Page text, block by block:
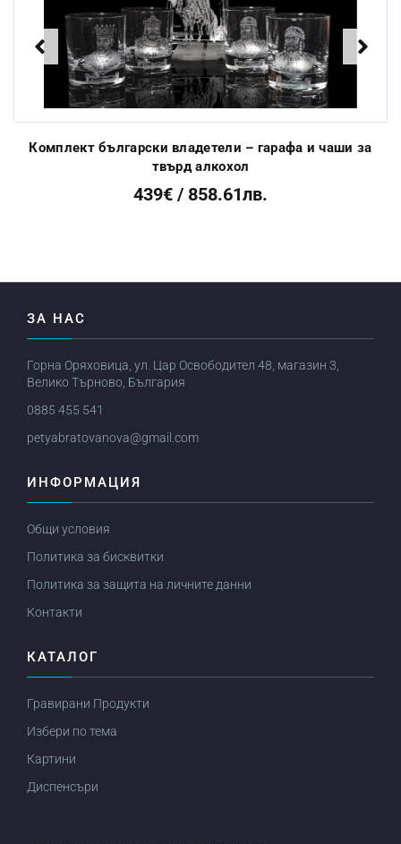
Комплект български владетели – гарафа и чаши за
твърд алкохол
439€ / 858.61лв.
Previous
ЗА НАС
Горна Оряховица, ул. Цар Освободител 48, магазин 3,
Велико Търново, България
0885 455 541
petyabratovanova@gmail.com
ИНФОРМАЦИЯ
Общи условия
Политика за бисквитки
Политика за защита на личните данни
Контакти
КАТАЛОГ
Гравирани Продукти
Избери по тема
Картини
Диспенсъри